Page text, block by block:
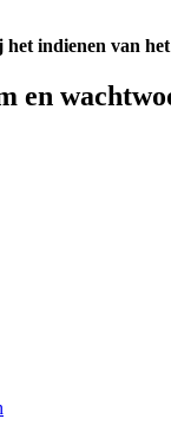
indienen van
en